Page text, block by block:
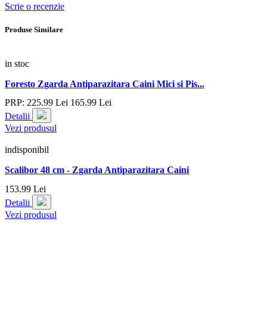
Scrie o recenzie
Produse Similare
in stoc
Foresto Zgarda Antiparazitara Caini Mici si Pis...
PRP: 225.99 Lei 165.99 Lei
Detalii
Vezi produsul
indisponibil
Scalibor 48 cm - Zgarda Antiparazitara Caini
153.99 Lei
Detalii
Vezi produsul